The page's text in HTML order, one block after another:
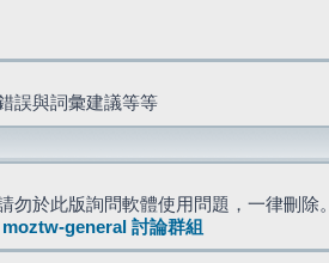
誤與詞彙建議等等
於此版詢問軟體使用問題，一律刪除。
moztw-general 討論群組